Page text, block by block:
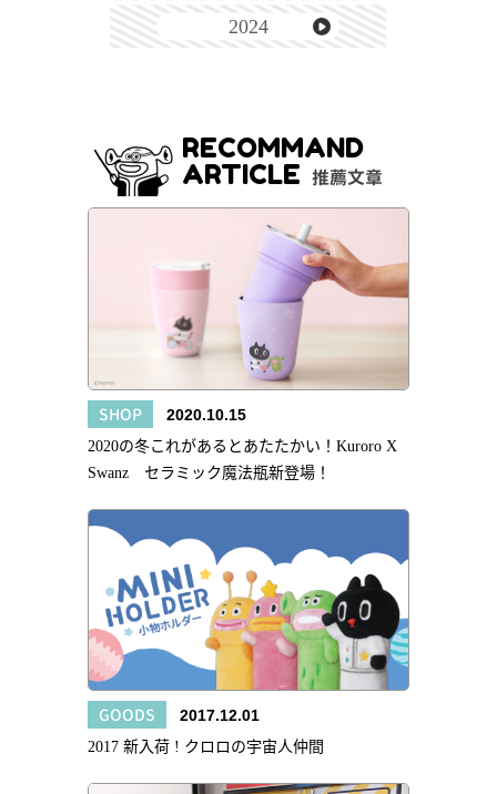
2024
RECOMMAND
ARTICLE 推薦文章
SHOP 2020.10.15
2020の冬これがあるとあたたかい！Kuroro X
Swanz セラミック魔法瓶新登場！
GOODS 2017.12.01
2017 新入荷 ! クロロの宇宙人仲間